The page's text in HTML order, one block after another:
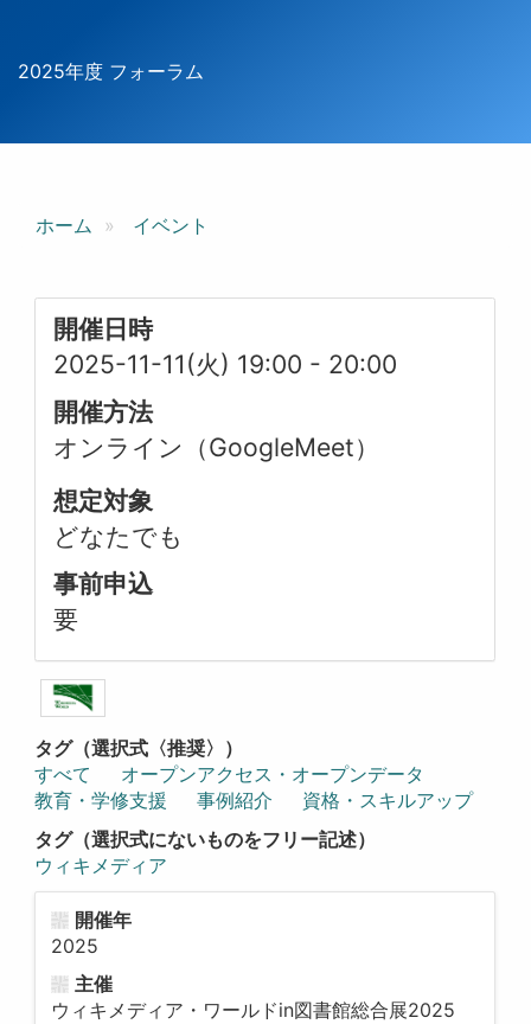
2025年度 フォーラム
ホーム イベント
開催日時
2025-11-11(火) 19:00 - 20:00
開催方法
オンライン（GoogleMeet）
想定対象
どなたでも
事前申込
要
タグ（選択式〈推奨〉）
すべて
オープンアクセス・オープンデータ
教育・学修支援
事例紹介
資格・スキルアップ
タグ（選択式にないものをフリー記述）
ウィキメディア
開催年
2025
主催
ウィキメディア・ワールドin図書館総合展2025